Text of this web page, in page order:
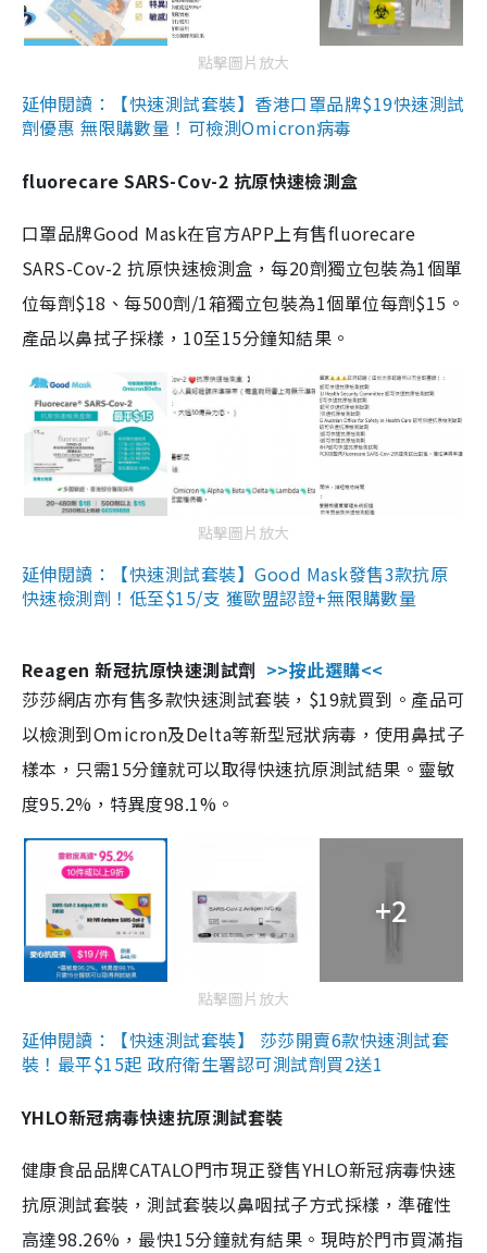
點擊圖片放大
延伸閱讀：【快速測試套裝】香港口罩品牌$19快速測試
劑優惠 無限購數量！可檢測Omicron病毒
fluorecare SARS-Cov-2 抗原快速檢測盒
口罩品牌Good Mask在官方APP上有售fluorecare
SARS-Cov-2 抗原快速檢測盒，每20劑獨立包裝為1個單
位每劑$18、每500劑/1箱獨立包裝為1個單位每劑$15。
產品以鼻拭子採樣，10至15分鐘知結果。
點擊圖片放大
延伸閱讀：【快速測試套裝】Good Mask發售3款抗原
快速檢測劑！低至$15/支 獲歐盟認證+無限購數量
Reagen 新冠抗原快速測試劑 >>按此選購<<
莎莎網店亦有售多款快速測試套裝，$19就買到。產品可
以檢測到Omicron及Delta等新型冠狀病毒，使用鼻拭子
樣本，只需15分鐘就可以取得快速抗原測試結果。靈敏
度95.2%，特異度98.1%。
+2
點擊圖片放大
延伸閱讀：【快速測試套裝】 莎莎開賣6款快速測試套
裝！最平$15起 政府衛生署認可測試劑買2送1
YHLO新冠病毒快速抗原測試套裝
健康食品品牌CATALO門市現正發售YHLO新冠病毒快速
抗原測試套裝，測試套裝以鼻咽拭子方式採樣，準確性
高達98.26%，最快15分鐘就有結果。現時於門市買滿指